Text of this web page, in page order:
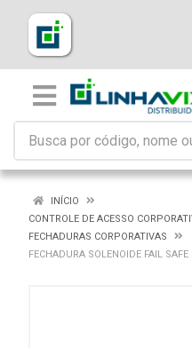
INÍCIO
CONTROLE DE ACESSO
FECHADURAS CORPORATIVAS
FECHADURA SOLENOIDE FAIL